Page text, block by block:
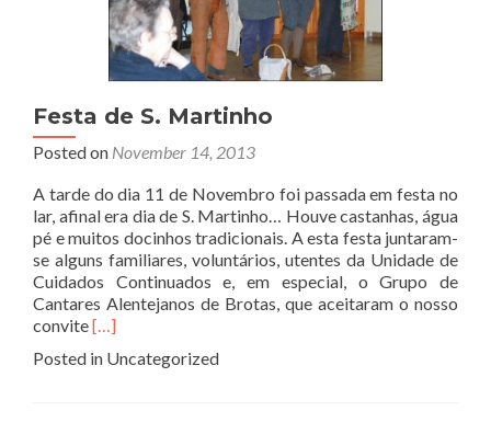
Festa de S. Martinho
Posted on November 14, 2013
A tarde do dia 11 de Novembro foi passada em festa no
lar, afinal era dia de S. Martinho… Houve castanhas, água
pé e muitos docinhos tradicionais. A esta festa juntaram-
se alguns familiares, voluntários, utentes da Unidade de
Cuidados Continuados e, em especial, o Grupo de
Cantares Alentejanos de Brotas, que aceitaram o nosso
conviteRead
about
[…]
Posted in Uncategorized